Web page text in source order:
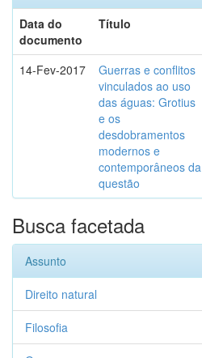
Data do
documento
Título
14-Fev-2017
Guerras e conflitos
vinculados ao uso
das águas: Grotius
e os
desdobramentos
modernos e
contemporâneos da
questão
Busca facetada
Assunto
Direito natural
Filosofia